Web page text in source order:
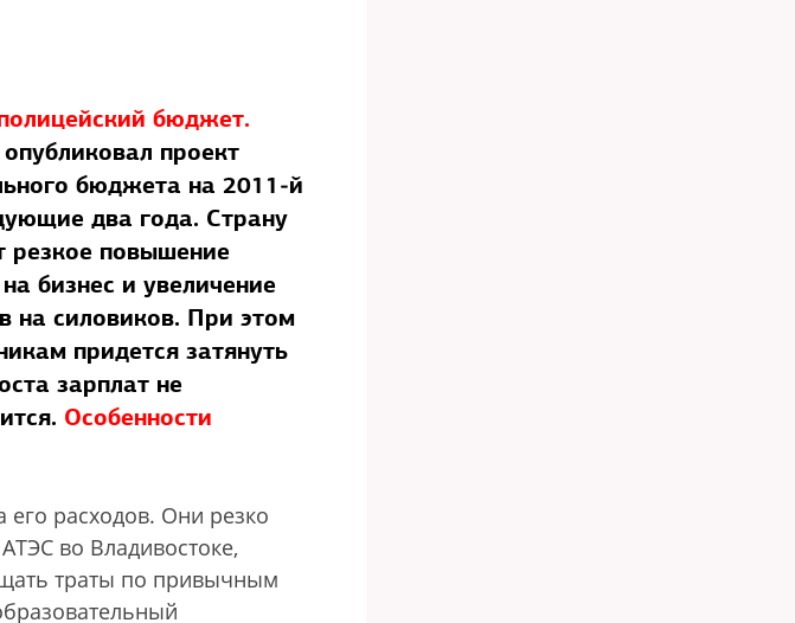
бюджет.
проект
бюджета на 2011‑й
два года. Страну
резкое повышение
бизнес и увеличение
на силовиков. При этом
придется затянуть
зарплат не
Особенности
его расходов. Они резко
во Владивостоке,
траты по привычным